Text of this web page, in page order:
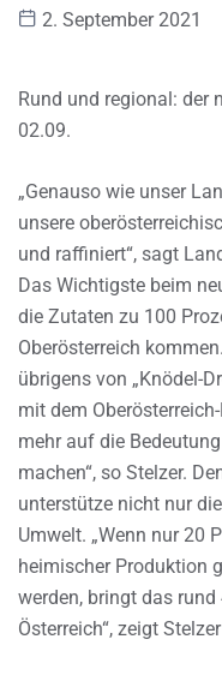
2. September 2021
Rund und regional: der
02.09.
„Genauso wie unser
unsere
und raffiniert“, sagt
Das Wichtigste beim
die Zutaten zu 100
Oberösterreich
übrigens von „Knödel-
mit dem
mehr auf die
machen“, so Stelzer.
unterstütze nicht nur
Umwelt. „Wenn nur 20
heimischer Produktion
werden, bringt das
Österreich“, zeigt